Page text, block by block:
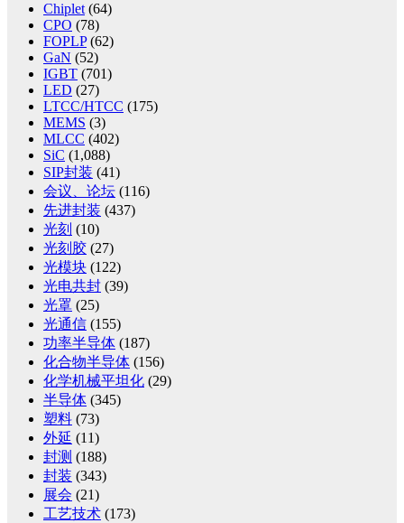
Chiplet (64)
CPO (78)
FOPLP(62)
GaN (52)
IGBT (701)
LED (27)
LTCC/HTCC (175)
MEMS (3)
MLCC (402)
SiC (1,088)
SIP封装 (41)
会议、论坛 (116)
先进封装 (437)
光刻 (10)
光刻胶 (27)
光模块 (122)
光电共封 (39)
光罩 (25)
光通信 (155)
功率半导体 (187)
化合物半导体 (156)
化学机械平坦化 (29)
半导体 (345)
塑料 (73)
外延 (11)
封测 (188)
封装 (343)
展会 (21)
工艺技术 (173)